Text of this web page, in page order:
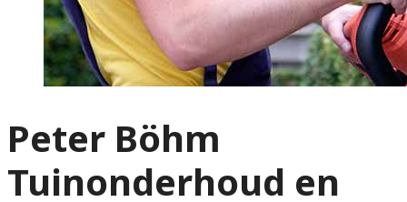
Peter Böhm
Tuinonderhoud en